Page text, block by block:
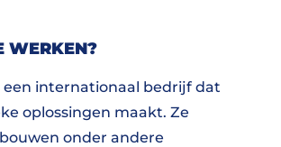
WERKEN?
een internationaal bedrijf dat
oplossingen maakt. Ze
onder andere